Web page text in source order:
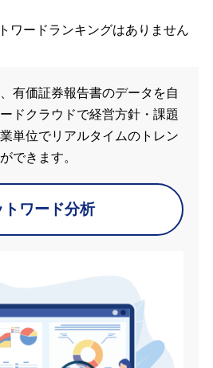
ワードランキングはありません
有価証券報告書のデータを自
ドクラウドで経営方針・課題
単位でリアルタイムのトレン
できます。
トワード分析